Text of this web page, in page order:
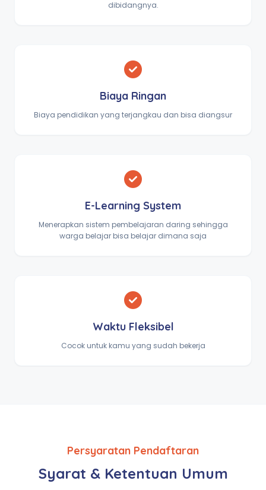
dibidangnya.
Biaya Ringan
Biaya pendidikan yang terjangkau dan bisa diangsur
E-Learning System
Menerapkan sistem pembelajaran daring sehingga
warga belajar bisa belajar dimana saja
Waktu Fleksibel
Cocok untuk kamu yang sudah bekerja
Persyaratan Pendaftaran
Syarat & Ketentuan Umum